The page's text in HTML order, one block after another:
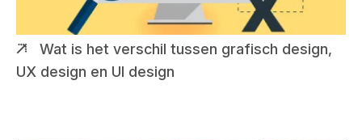
UX design en UI design